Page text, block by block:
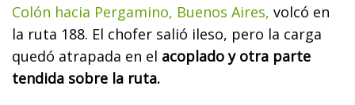
Colón hacia Pergamino, Buenos Aires, volcó en
la ruta 188. El chofer salió ileso, pero la carga
quedó atrapada en el acoplado y otra parte
tendida sobre la ruta.